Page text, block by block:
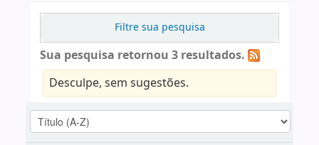
Filtre sua pesquisa
Sua pesquisa retornou 3 resultados.
Desculpe, sem sugestões.